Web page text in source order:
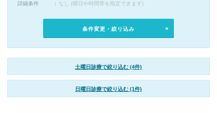
詳細条件
なし (曜日や時間帯を指定できます)
条件変更・絞り込み
土曜日診療で絞り込む (4件)
日曜日診療で絞り込む (1件)